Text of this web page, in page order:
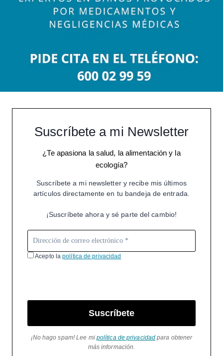
Suscríbete a mi Newsletter
¿Te apasiona la salud, la alimentación y la
ecología?
Suscríbete a mi newsletter y recibe mis últimos
artículos directamente en tu bandeja de entrada.
¡Suscríbete ahora y sé parte del cambio!
Acepto lapolítica de privacidad
Suscríbete
¡No hago spam! Lee mi política de privacidad para obtener
más información.